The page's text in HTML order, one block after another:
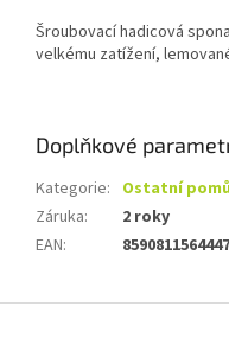
Šroubovací hadicová
velkému zatížení,
Doplňkové
Kategorie: Ostatní
Záruka:
2 roky
EAN: 8590811564447